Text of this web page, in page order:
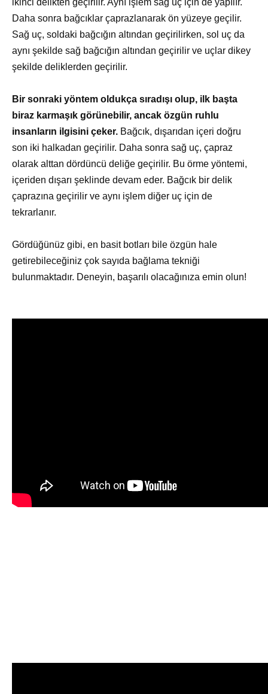
ikinci delikten geçirilir. Aynı işlem sağ uç için de yapılır.
Daha sonra bağcıklar çaprazlanarak ön yüzeye geçilir.
Sağ uç, soldaki bağcığın altından geçirilirken, sol uç da
aynı şekilde sağ bağcığın altından geçirilir ve uçlar dikey
şekilde deliklerden geçirilir.
Bir sonraki yöntem oldukça sıradışı olup, ilk başta
biraz karmaşık görünebilir, ancak özgün ruhlu
insanların ilgisini çeker. Bağcık, dışarıdan içeri doğru
son iki halkadan geçirilir. Daha sonra sağ uç, çapraz
olarak alttan dördüncü deliğe geçirilir. Bu örme yöntemi,
içeriden dışarı şeklinde devam eder. Bağcık bir delik
çaprazına geçirilir ve aynı işlem diğer uç için de
tekrarlanır.
Gördüğünüz gibi, en basit botları bile özgün hale
getirebileceğiniz çok sayıda bağlama tekniği
bulunmaktadır. Deneyin, başarılı olacağınıza emin olun!